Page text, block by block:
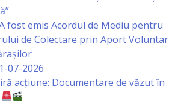
fost emis Acordul de Mediu pentru
de Colectare prin Aport Voluntar
07-2026
acțiune: Documentare de văzut în